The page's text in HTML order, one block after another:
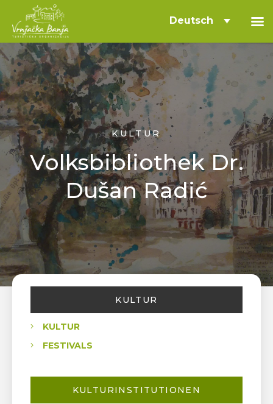
KULTUR
Volksbibliothek Dr.
Dušan Radić
KULTUR
KULTUR
FESTIVALS
KULTURINSTITUTIONEN
Deutsch